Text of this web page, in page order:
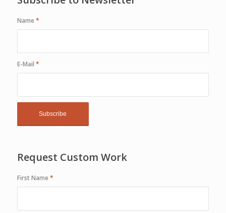
Name *
E-Mail *
Request Custom Work
First Name *